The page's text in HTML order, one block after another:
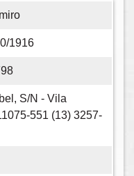
1916
S/N - Vila
551 (13) 3257-